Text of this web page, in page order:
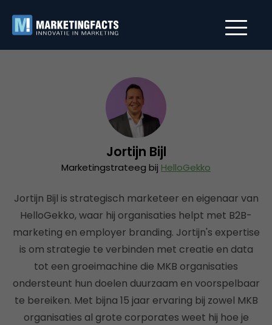
Jortijn Bijl
Marketingstrateeg bij HelloGekko
Jortijn Bijl is strategisch marketeer en eigenaar van
HelloGekko, waar hij organisaties helpt met B2B-
marketing en employer branding. Jortijn's expertise
is om strategie te verbinden met creatie en data
tot een groeimachine die MKB organisaties
ondersteunt hun doelen duurzaam en voorspelbaar
te bereiken. Met bijna 15 jaar ervaring bij zowel MKB
organisaties al grote corporates weet hij hoe je